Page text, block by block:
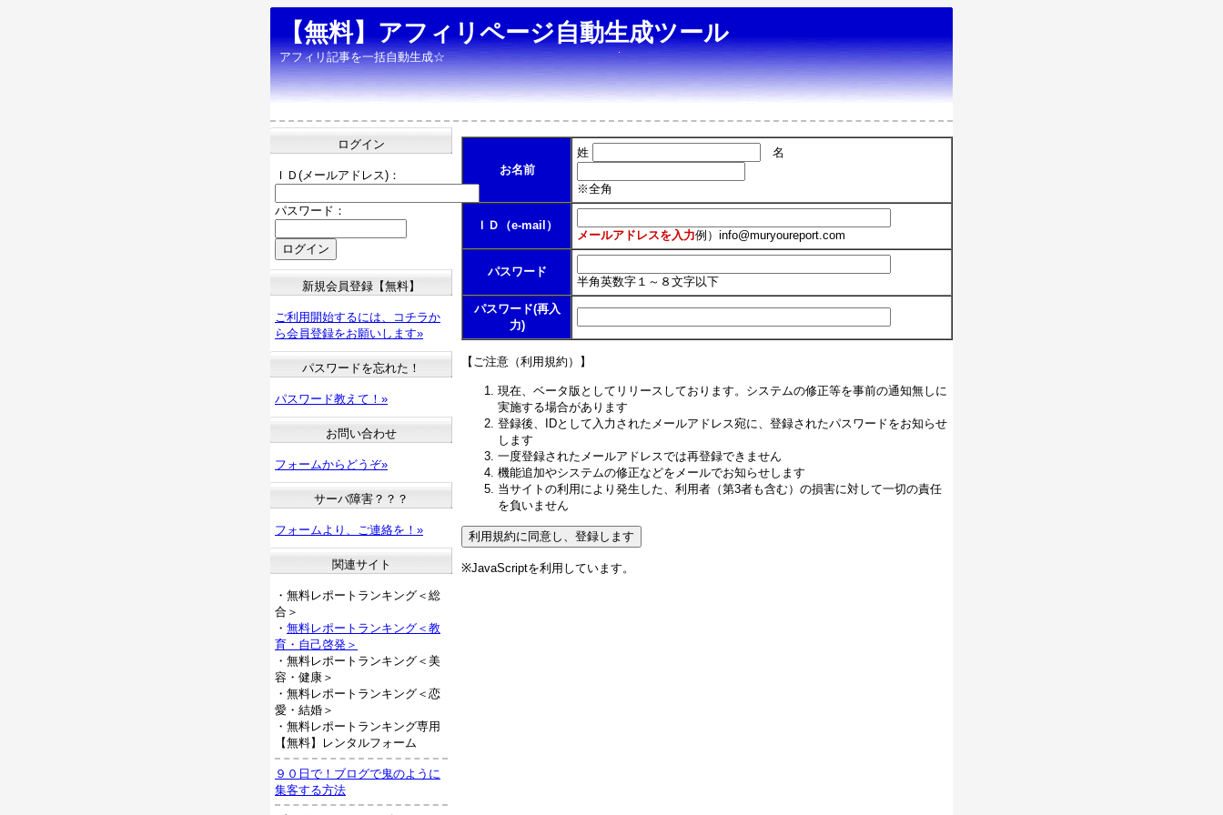
【無料】アフィリページ自動生成ツール
アフィリ記事を一括自動生成☆
お名前
姓 名
※全角
ＩＤ（e-mail）
メールアドレスを入力例） info@muryoureport.com
パスワード
半角英数字１～８文字以下
パスワード(再入
力)
【ご注意（利用規約）】
現在、ベータ版としてリリースしております。システムの修正等を事前の通知無しに
実施する場合があります
登録後、IDとして入力されたメールアドレス宛に、登録されたパスワードをお知らせ
します
一度登録されたメールアドレスでは再登録できません
機能追加やシステムの修正などをメールでお知らせします
当サイトの利用により発生した、利用者（第3者も含む）の損害に対して一切の責任
を負いません
※JavaScriptを利用しています。
ログイン
ＩＤ(メールアドレス)：
パスワード：
新規会員登録【無料】
ご利用開始するには、コチラか
ら会員登録をお願いします»
パスワードを忘れた！
パスワード教えて！»
お問い合わせ
フォームからどうぞ»
サーバ障害？？？
フォームより、ご連絡を！»
関連サイト
・無料レポートランキング＜総
合＞
・ 無料レポートランキング＜教
育・自己啓発＞
・無料レポートランキング＜美
容・健康＞
・無料レポートランキング＜恋
愛・結婚＞
・無料レポートランキング専用
【無料】レンタルフォーム
９０日で！ブログで鬼のように
集客する方法